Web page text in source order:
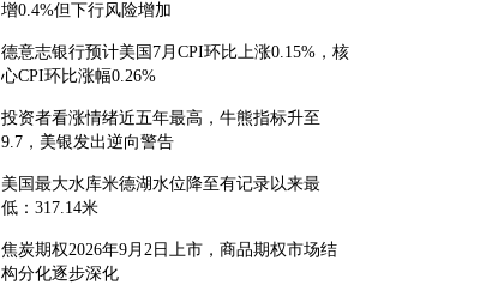
增0.4%但下行风险增加
德意志银行预计美国7月CPI环比上涨0.15%，核
心CPI环比涨幅0.26%
投资者看涨情绪近五年最高，牛熊指标升至
9.7，美银发出逆向警告
美国最大水库米德湖水位降至有记录以来最
低：317.14米
焦炭期权2026年9月2日上市，商品期权市场结
构分化逐步深化